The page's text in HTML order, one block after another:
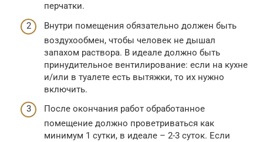
перчатки.
Внутри помещения обязательно должен быть
воздухообмен, чтобы человек не дышал
запахом раствора. В идеале должно быть
принудительное вентилирование: если на кухне
и/или в туалете есть вытяжки, то их нужно
включить.
После окончания работ обработанное
помещение должно проветриваться как
минимум 1 сутки, в идеале – 2-3 суток. Если